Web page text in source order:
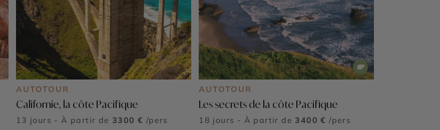
AUTOTOUR
Californie, la côte Pacifique
13 jours - À partir de 3300 € /pers
AUTOTOUR
Les secrets de la côte Pacifique
18 jours - À partir de 3400 € /pers